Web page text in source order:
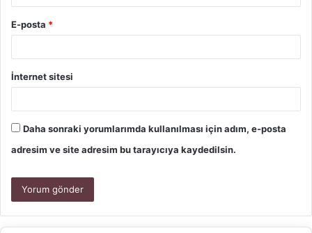
E-posta *
İnternet sitesi
Daha sonraki yorumlarımda kullanılması için adım, e-posta
adresim ve site adresim bu tarayıcıya kaydedilsin.